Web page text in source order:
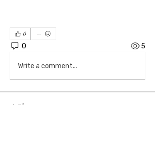
0
0 5
Write a comment...
소개